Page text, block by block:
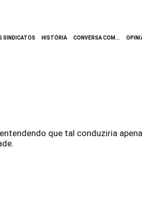
SINDICATOS HISTÓRIA CONVERSA COM...
que tal conduziria